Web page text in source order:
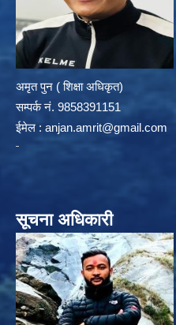
अमृत पुन ( शिक्षा अधिकृत)
सम्पर्क न‌ं. 9858391151
ईमेल : anjan.amrit@gmail.com
सूचना अधिकारी